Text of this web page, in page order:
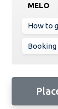
MELO
How to
Booking